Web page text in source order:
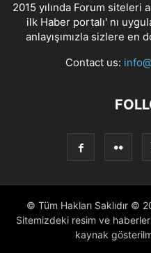
2015 yılında Forum siteleri
ilk Haber portalı' nı
anlayışımızla sizlere en
Contact us:
© Tüm Hakları Saklıdır ©
Sitemizdeki resim ve
kaynak